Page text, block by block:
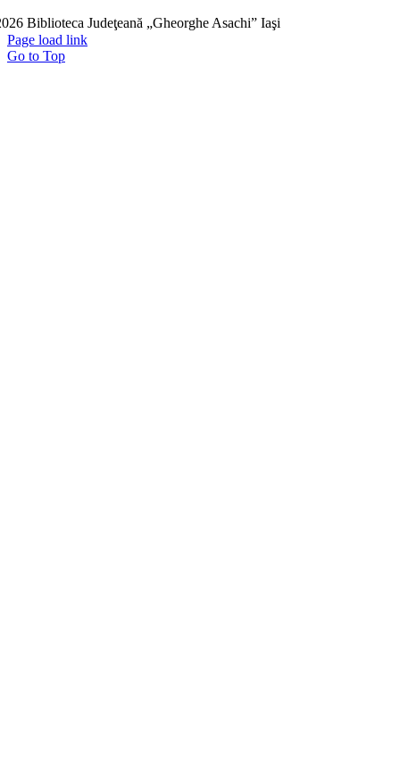
Biblioteca Judeţeană „Gheorghe Asachi” Iaşi
Page load link
Go to Top